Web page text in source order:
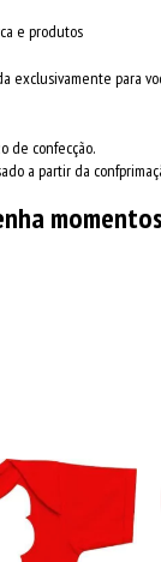
e produtos
exclusivamente para
de confecção.
a partir da